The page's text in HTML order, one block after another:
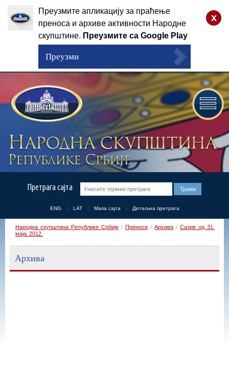
x
Преузмите апликацију за праћење
преноса и архиве активности Народне
скупштине. Преузмите са Google Play
Преузми
Претрага сајта
ENG LAT Мапа сајта Детаљна претрага
Народна скупштина Републике Србије / Преноси / Архива / Сазив од 31.
маја 2012.
Архива